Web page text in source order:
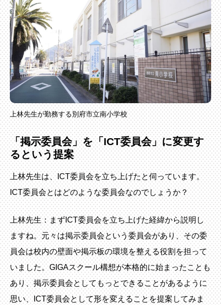
上林先生が勤務する別府市立南小学校
「掲示委員会」を「ICT委員会」に変更す
るという提案
上林先生は、ICT委員会を立ち上げたと伺っています。
ICT委員会とはどのような委員会なのでしょうか？
上林先生：まずICT委員会を立ち上げた経緯から説明し
ますね。元々は掲示委員会という委員会があり、その委
員会は校内の壁面や掲示板の環境を整える役割を担って
いました。GIGAスクール構想が本格的に始まったことも
あり、掲示委員会としてもっとできることがあるように
思い、ICT委員会として形を変えることを提案してみま